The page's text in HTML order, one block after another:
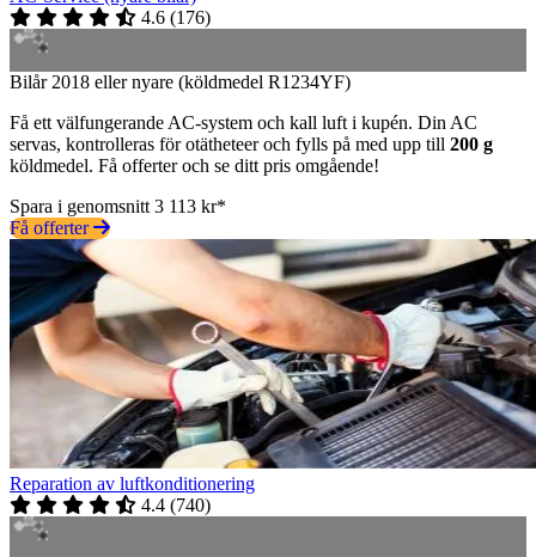
4.6 (176)
Bilår 2018 eller nyare (köldmedel R1234YF)
Få ett välfungerande AC-system och kall luft i kupén. Din AC
servas, kontrolleras för otätheteer och fylls på med upp till 200 g
köldmedel. Få offerter och se ditt pris omgående!
Spara i genomsnitt 3 113 kr*
Få offerter
Reparation av luftkonditionering
4.4 (740)